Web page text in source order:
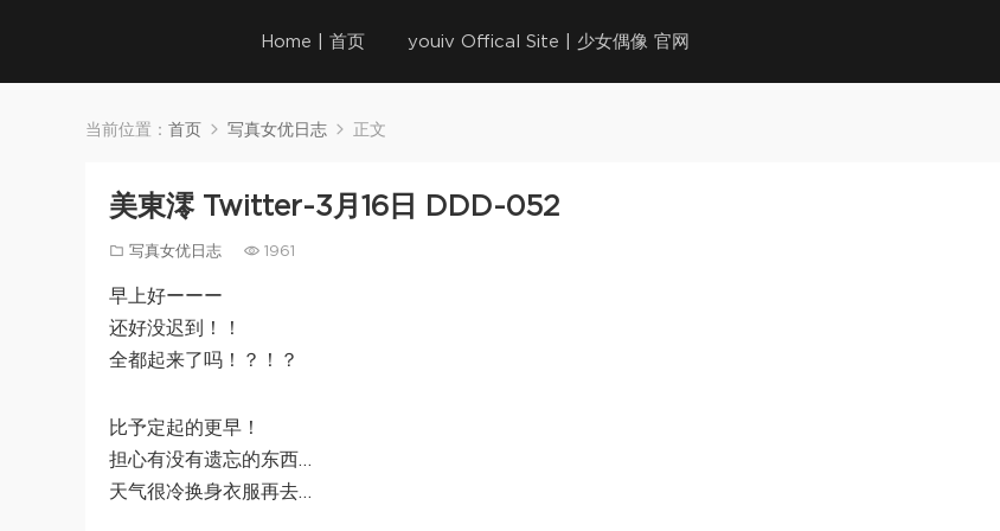
Home | 首页 youiv Offical Site | 少女偶像 官网
当前位置： 首页 写真女优日志 正文
美東澪 Twitter-3月16日 DDD-052
写真女优日志 1961
早上好ーーー
还好没迟到！！
全都起来了吗！？！？
比予定起的更早！
担心有没有遗忘的东西…
天气很冷换身衣服再去…